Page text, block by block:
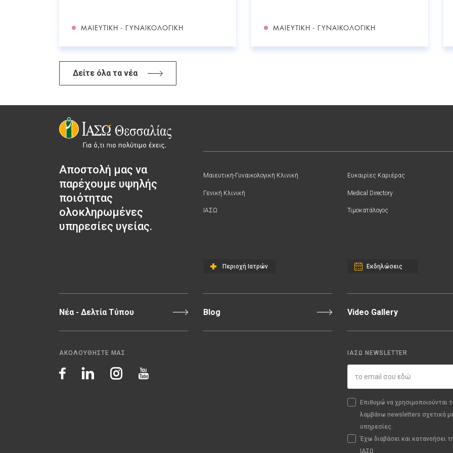
ΜΑΙΕΥΤΙΚΉ - ΓΥΝΑΙΚΟΛΟΓΙΚΉ ΜΑΙΕΥΤΙΚΉ - ΓΥΝΑΙΚΟΛΟΓΙΚΉ
Δείτε όλα τα νέα
Αποστολή μας να
παρέχουμε υψηλής
ποιότητας
ολοκληρωμένες
υπηρεσίες υγείας.
Μαιευτική-Γυναικολογική Κλινική
Γενική Κλινική
ΙΑΣΩ
Περιοχή Ιατρών
Ευκαιρίες Καριέρας
Medical Directory
Τιμοκατάλογος
Εκδηλώσεις
Νέα - Δελτία Τύπου Blog Video Gallery
ΑΚΟΛΟΥΘΗΣΤΕ ΜΑΣ ΙΑΣΩ NEWSLETTER
Επιθυμώ να χρησιμοποιούνται
λαμβάνω newsletters σχετικά
υπηρεσίες.
Έχω διαβάσει και κατανοήσει
ΙΑΣΩ